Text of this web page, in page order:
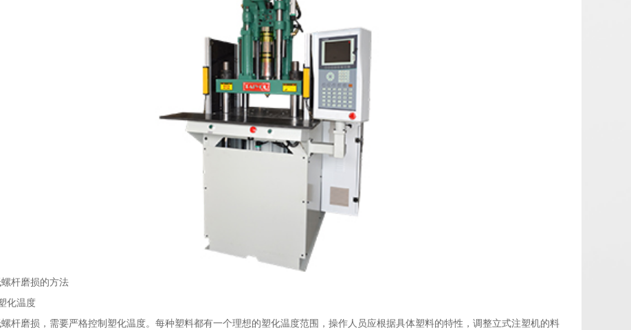
杆磨损的方法
化温度
杆磨损，需要严格控制塑化温度。每种塑料都有一个理想的塑化温度范围，操作人员应根据具体塑料的特性，调整立式注塑机的料